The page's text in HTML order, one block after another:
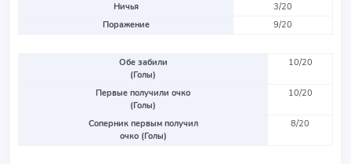
Ничья
3/20
Поражение
9/20
Обе забили
(Голы)
10/20
Первые получили очко
(Голы)
10/20
Соперник первым получил
очко (Голы)
8/20